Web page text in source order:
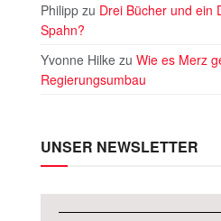
Philipp zu Drei Bücher und ein
Spahn?
Yvonne Hilke zu Wie es Merz
Regierungsumbau
UNSER NEWSLETTER